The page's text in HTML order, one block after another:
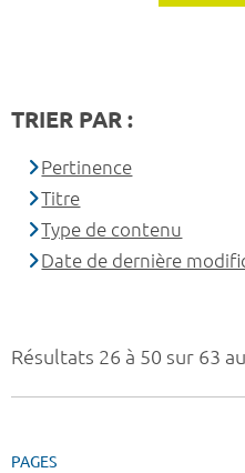
Résultats 26 à 50 sur 63
PAGES
TRIER PAR :
Pertinence
Titre
Type de contenu
Date de dernière